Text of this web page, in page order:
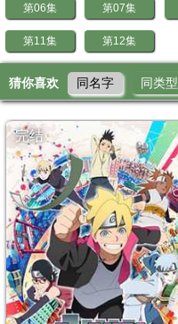
第06集 第07集
第11集 第12集
猜你喜欢 同名字 同类型
完结